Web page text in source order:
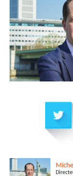
Michel